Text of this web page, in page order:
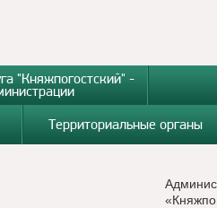
"Княжпогостский" -
Территориальные органы